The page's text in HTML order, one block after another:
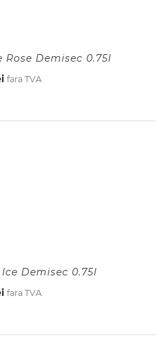
Rose Demisec 0.75l
fara TVA
Demisec 0.75l
fara TVA